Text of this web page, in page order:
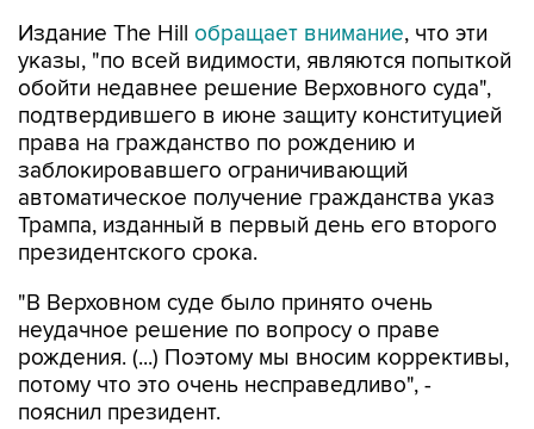
Издание The Hill обращает внимание, что эти
указы, "по всей видимости, являются попыткой
обойти недавнее решение Верховного суда",
подтвердившего в июне защиту конституцией
права на гражданство по рождению и
заблокировавшего ограничивающий
автоматическое получение гражданства указ
Трампа, изданный в первый день его второго
президентского срока.
"В Верховном суде было принято очень
неудачное решение по вопросу о праве
рождения. (...) Поэтому мы вносим коррективы,
потому что это очень несправедливо", -
пояснил президент.